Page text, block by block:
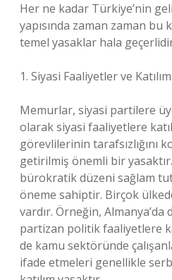
Her ne kadar Türkiye’nin
yapısında zaman zaman bu
temel yasaklar hala
1. Siyasi Faaliyetler ve
Memurlar, siyasi partilere
olarak siyasi faaliyetlere
görevlilerinin tarafsızlığını
getirilmiş önemli bir
bürokratik düzeni sağlam
öneme sahiptir. Birçok
vardır. Örneğin,
partizan politik faaliyetlere
de kamu sektöründe
ifade etmeleri genellikle